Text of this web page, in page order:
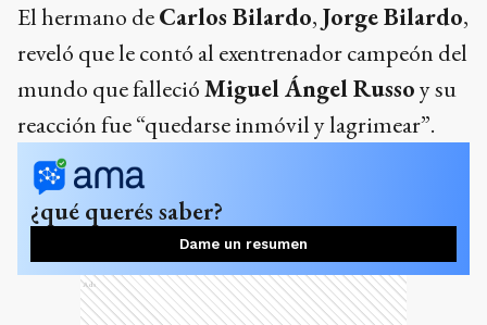
El hermano deCarlos Bilardo, Jorge Bilardo,
reveló que le contó al exentrenador campeón del
mundo que fallecióMiguel Ángel Russoy su
reacción fue “quedarse inmóvil y lagrimear”.
¿qué querés saber?
Dame un resumen
Ads